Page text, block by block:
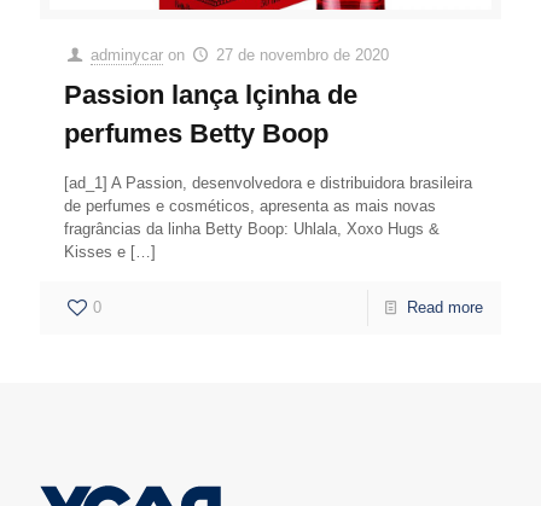
adminycar on 27 de novembro de 2020
Passion lança lçinha de
perfumes Betty Boop
[ad_1] A Passion, desenvolvedora e distribuidora brasileira
de perfumes e cosméticos, apresenta as mais novas
fragrâncias da linha Betty Boop: Uhlala, Xoxo Hugs &
Kisses e […]
0 Read more